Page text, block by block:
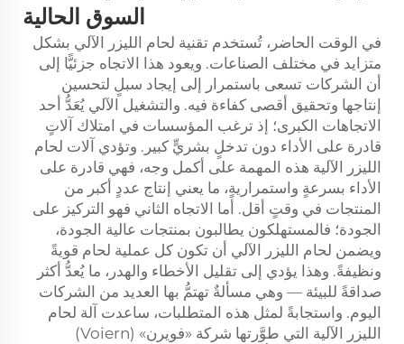
السوق الحالية
في الوقت الحاضر، تُستخدم تقنية لحام الليزر الآلي بشكل
متزايد في مختلف الصناعات. ويعود هذا الاتجاه جزئيًّا إلى
أن الشركات تسعى باستمرار إلى إيجاد سبلٍ لتحسين
إنتاجها وتحقيق أقصى كفاءة فيه. والتشغيل الآلي يُعَدُّ أحد
الاتجاهات الكبرى؛ إذ ترغب المؤسسات في امتلاك آلاتٍ
قادرة على الأداء دون تدخلٍ بشريٍّ كبير. وتؤدي آلات لحام
الليزر الآلية هذه المهمة على أكمل وجه، فهي قادرة على
الأداء بسرعةٍ واستمراريةٍ، ما يعني إنتاج عددٍ أكبر من
المنتجات في وقتٍ أقل. أما الاتجاه الثاني فهو التركيز على
الجودة؛ فالمستهلكون يطالبون بمنتجات عالية الجودة،
ويضمن لحام الليزر الآلي أن تكون كل عملية لحام قويةً
ونظيفةً. وهذا يؤدي إلى تقليل الأخطاء والهدر، ما يُعدُّ أكثر
صداقةً للبيئة — وهي مسألةٌ تهتمُّ بها العديد من الشركات
اليوم. واستجابةً لمثل هذه المتطلبات، ساعدت آلة لحام
الليزر الآلية التي طوَّرتها شركة «فويرن» (Voiern)